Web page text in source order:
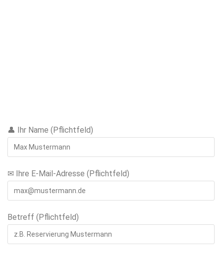
👤 Ihr Name (Pflichtfeld)
✉ Ihre E-Mail-Adresse (Pflichtfeld)
Betreff (Pflichtfeld)